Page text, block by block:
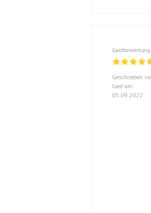
Gastbewertung
Geschrieben
Gast am
05.09.2022